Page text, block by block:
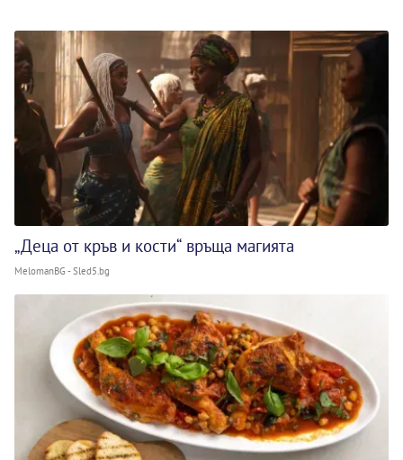
„Деца от кръв и кости“ връща магията
MelomanBG - Sled5.bg